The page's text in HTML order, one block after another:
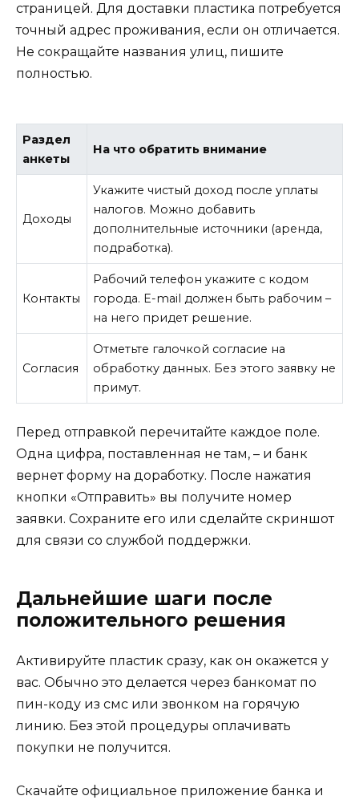
страницей. Для доставки пластика потребуется
точный адрес проживания, если он отличается.
Не сокращайте названия улиц, пишите
полностью.
Раздел
анкеты
На что обратить внимание
Доходы
Укажите чистый доход после уплаты
налогов. Можно добавить
дополнительные источники (аренда,
подработка).
Контакты
Рабочий телефон укажите с кодом
города. E-mail должен быть рабочим –
на него придет решение.
Согласия
Отметьте галочкой согласие на
обработку данных. Без этого заявку не
примут.
Перед отправкой перечитайте каждое поле.
Одна цифра, поставленная не там, – и банк
вернет форму на доработку. После нажатия
кнопки «Отправить» вы получите номер
заявки. Сохраните его или сделайте скриншот
для связи со службой поддержки.
Дальнейшие шаги после
положительного решения
Активируйте пластик сразу, как он окажется у
вас. Обычно это делается через банкомат по
пин-коду из смс или звонком на горячую
линию. Без этой процедуры оплачивать
покупки не получится.
Скачайте официальное приложение банка и